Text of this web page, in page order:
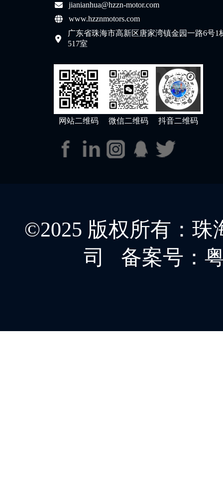
jianianhua@hzzn-motor.com
www.hzznmotors.com
广东省珠海市高新区唐家湾镇金园一路6号1
517室
网站二维码 微信二维码 抖音二维码
©2025 版权所有：珠
司 备案号：